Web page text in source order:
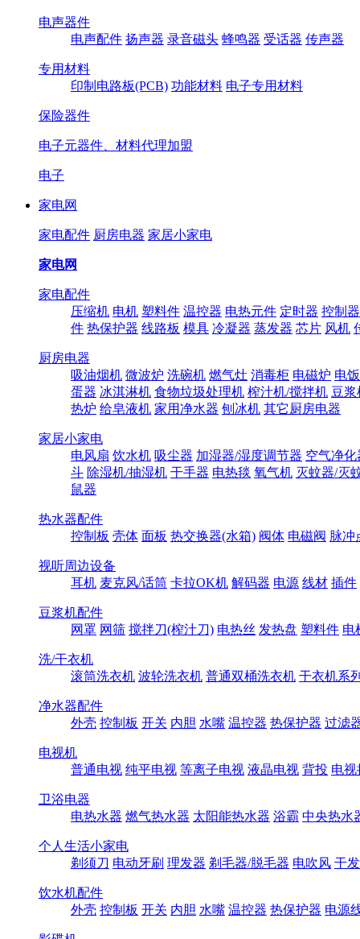
电声器件
电声配件 扬声器 录音磁头 蜂鸣器 受话器 传声器
专用材料
印制电路板(PCB) 功能材料 电子专用材料
保险器件
电子元器件、材料代理加盟
电子
家电网
家电配件 厨房电器 家居小家电
家电网
家电配件
压缩机 电机 塑料件 温控器 电热元件 定时器 控制器
件 热保护器 线路板 模具 冷凝器 蒸发器 芯片 风机
厨房电器
吸油烟机 微波炉 洗碗机 燃气灶 消毒柜 电磁炉 电
蛋器 冰淇淋机 食物垃圾处理机 榨汁机/搅拌机 豆浆
热炉 给皂液机 家用净水器 刨冰机 其它厨房电器
家居小家电
电风扇 饮水机 吸尘器 加湿器/湿度调节器 空气净
斗 除湿机/抽湿机 干手器 电热毯 氧气机 灭蚊器/灭
鼠器
热水器配件
控制板 壳体 面板 热交换器(水箱) 阀体 电磁阀 脉冲
视听周边设备
耳机 麦克风/话筒 卡拉OK机 解码器 电源 线材 插件
豆浆机配件
网罩 网筛 搅拌刀(榨汁刀) 电热丝 发热盘 塑料件 电
洗/干衣机
滚筒洗衣机 波轮洗衣机 普通双桶洗衣机 干衣机系
净水器配件
外壳 控制板 开关 内胆 水嘴 温控器 热保护器 过滤
电视机
普通电视 纯平电视 等离子电视 液晶电视 背投 电视
卫浴电器
电热水器 燃气热水器 太阳能热水器 浴霸 中央热水
个人生活小家电
剃须刀 电动牙刷 理发器 剃毛器/脱毛器 电吹风 干
饮水机配件
外壳 控制板 开关 内胆 水嘴 温控器 热保护器 电源